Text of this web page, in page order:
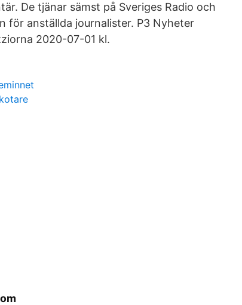
De tjänar sämst på Sveriges Radio och
för anställda journalister. P3 Nyheter
2020-07-01 kl.